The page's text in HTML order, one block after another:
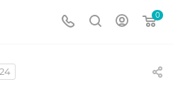
0
24